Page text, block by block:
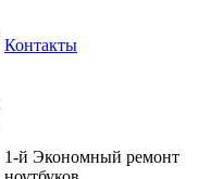
Контакты
1-й Экономный ремонт